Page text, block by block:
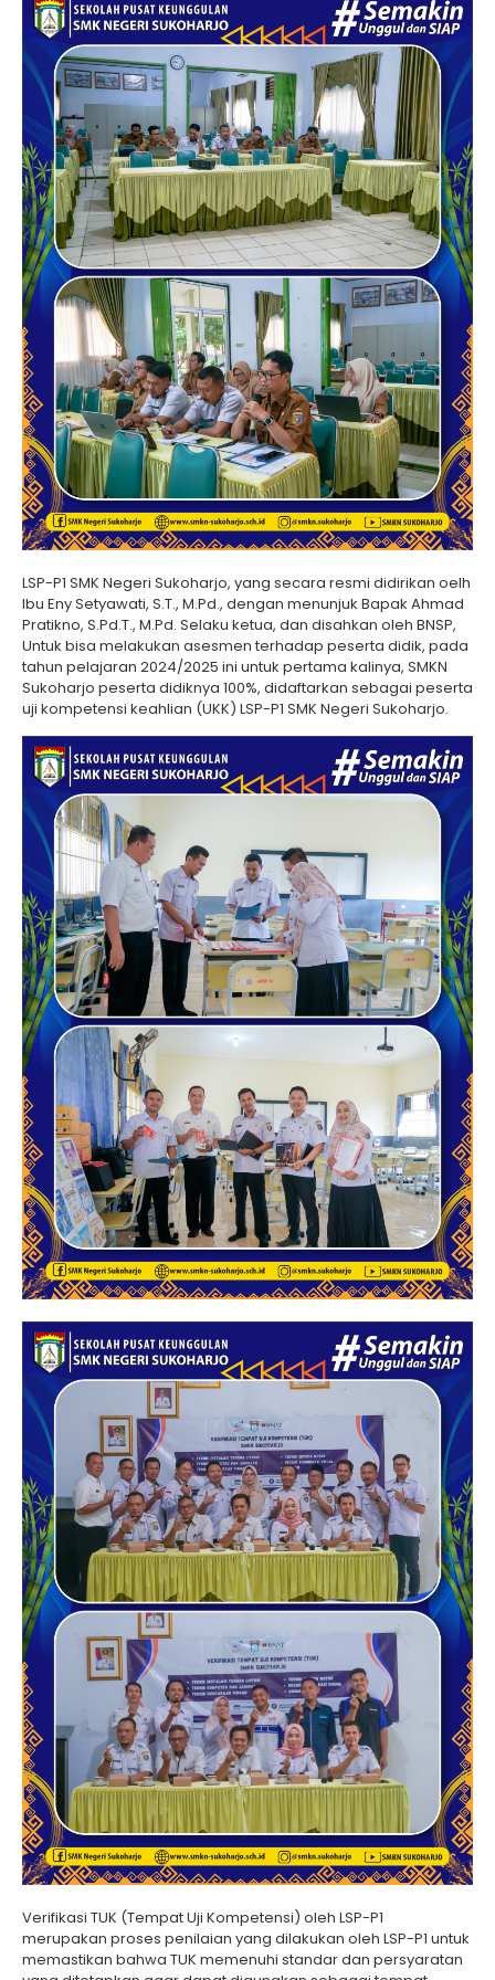
LSP-P1 SMK Negeri Sukoharjo, yang secara resmi didirikan oelh
Ibu Eny Setyawati, S.T., M.Pd., dengan menunjuk Bapak Ahmad
Pratikno, S.Pd.T., M.Pd. Selaku ketua, dan disahkan oleh BNSP,
Untuk bisa melakukan asesmen terhadap peserta didik, pada
tahun pelajaran 2024/2025 ini untuk pertama kalinya, SMKN
Sukoharjo peserta didiknya 100%, didaftarkan sebagai peserta
uji kompetensi keahlian (UKK) LSP-P1 SMK Negeri Sukoharjo.
Verifikasi TUK (Tempat Uji Kompetensi) oleh LSP-P1
merupakan proses penilaian yang dilakukan oleh LSP-P1 untuk
memastikan bahwa TUK memenuhi standar dan persyaratan